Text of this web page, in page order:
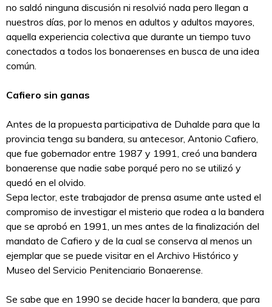
no saldó ninguna discusión ni resolvió nada pero llegan a
nuestros días, por lo menos en adultos y adultos mayores,
aquella experiencia colectiva que durante un tiempo tuvo
conectados a todos los bonaerenses en busca de una idea
común.
Cafiero sin ganas
Antes de la propuesta participativa de Duhalde para que la
provincia tenga su bandera, su antecesor, Antonio Cafiero,
que fue gobernador entre 1987 y 1991, creó una bandera
bonaerense que nadie sabe porqué pero no se utilizó y
quedó en el olvido.
Sepa lector, este trabajador de prensa asume ante usted el
compromiso de investigar el misterio que rodea a la bandera
que se aprobó en 1991, un mes antes de la finalización del
mandato de Cafiero y de la cual se conserva al menos un
ejemplar que se puede visitar en el Archivo Histórico y
Museo del Servicio Penitenciario Bonaerense.
Se sabe que en 1990 se decide hacer la bandera, que para